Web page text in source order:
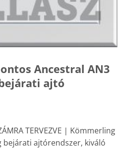
Ancestral AN3
ajtó
TERVEZVE | Kömmerling
bejárati ajtórendszer, kiváló